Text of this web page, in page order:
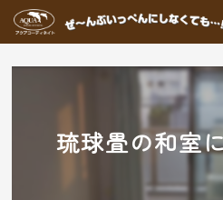
琉球畳の和室